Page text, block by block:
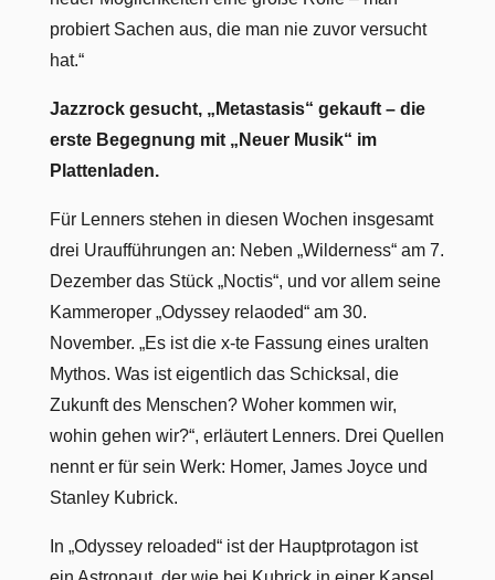
probiert Sachen aus, die man nie zuvor versucht
hat.“
Jazzrock gesucht, „Metastasis“ gekauft – die
erste Begegnung mit „Neuer Musik“ im
Plattenladen.
Für Lenners stehen in diesen Wochen insgesamt
drei Uraufführungen an: Neben „Wilderness“ am 7.
Dezember das Stück „Noctis“, und vor allem seine
Kammeroper „Odyssey relaoded“ am 30.
November. „Es ist die x-te Fassung eines uralten
Mythos. Was ist eigentlich das Schicksal, die
Zukunft des Menschen? Woher kommen wir,
wohin gehen wir?“, erläutert Lenners. Drei Quellen
nennt er für sein Werk: Homer, James Joyce und
Stanley Kubrick.
In „Odyssey reloaded“ ist der Hauptprotagon ist